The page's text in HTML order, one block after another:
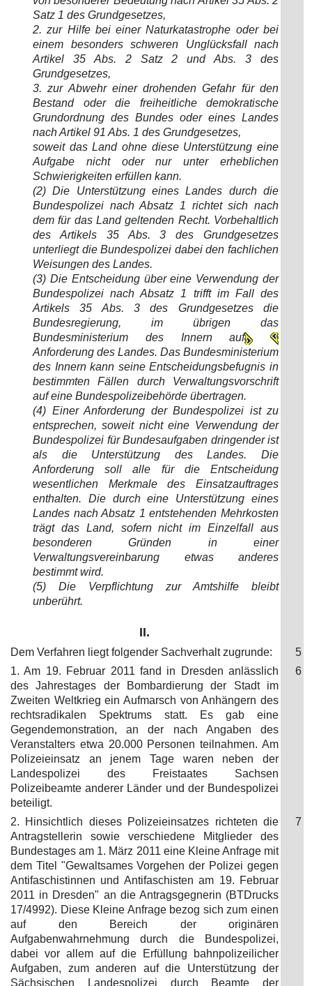
Satz 1 des Grundgesetzes,
2. zur Hilfe bei einer Naturkatastrophe oder bei
einem besonders schweren Unglücksfall nach
Artikel 35 Abs. 2 Satz 2 und Abs. 3 des
Grundgesetzes,
3. zur Abwehr einer drohenden Gefahr für den
Bestand oder die freiheitliche demokratische
Grundordnung des Bundes oder eines Landes
nach Artikel 91 Abs. 1 des Grundgesetzes,
soweit das Land ohne diese Unterstützung eine
Aufgabe nicht oder nur unter erheblichen
Schwierigkeiten erfüllen kann.
(2) Die Unterstützung eines Landes durch die
Bundespolizei nach Absatz 1 richtet sich nach
dem für das Land geltenden Recht. Vorbehaltlich
des Artikels 35 Abs. 3 des Grundgesetzes
unterliegt die Bundespolizei dabei den fachlichen
Weisungen des Landes.
(3) Die Entscheidung über eine Verwendung der
Bundespolizei nach Absatz 1 trifft im Fall des
Artikels 35 Abs. 3 des Grundgesetzes die
Bundesregierung, im übrigen das
Bundesministerium des Innern auf
Anforderung des Landes. Das Bundesministerium
des Innern kann seine Entscheidungsbefugnis in
bestimmten Fällen durch Verwaltungsvorschrift
auf eine Bundespolizeibehörde übertragen.
(4) Einer Anforderung der Bundespolizei ist zu
entsprechen, soweit nicht eine Verwendung der
Bundespolizei für Bundesaufgaben dringender ist
als die Unterstützung des Landes. Die
Anforderung soll alle für die Entscheidung
wesentlichen Merkmale des Einsatzauftrages
enthalten. Die durch eine Unterstützung eines
Landes nach Absatz 1 entstehenden Mehrkosten
trägt das Land, sofern nicht im Einzelfall aus
besonderen Gründen in einer
Verwaltungsvereinbarung etwas anderes
bestimmt wird.
(5) Die Verpflichtung zur Amtshilfe bleibt
unberührt.
II.
Dem Verfahren liegt folgender Sachverhalt zugrunde:
5
1. Am 19. Februar 2011 fand in Dresden anlässlich
des Jahrestages der Bombardierung der Stadt im
Zweiten Weltkrieg ein Aufmarsch von Anhängern des
rechtsradikalen Spektrums statt. Es gab eine
Gegendemonstration, an der nach Angaben des
Veranstalters etwa 20.000 Personen teilnahmen. Am
Polizeieinsatz an jenem Tage waren neben der
Landespolizei des Freistaates Sachsen
Polizeibeamte anderer Länder und der Bundespolizei
beteiligt.
6
2. Hinsichtlich dieses Polizeieinsatzes richteten die
Antragstellerin sowie verschiedene Mitglieder des
Bundestages am 1. März 2011 eine Kleine Anfrage mit
dem Titel "Gewaltsames Vorgehen der Polizei gegen
Antifaschistinnen und Antifaschisten am 19. Februar
2011 in Dresden" an die Antragsgegnerin (BTDrucks
17/4992). Diese Kleine Anfrage bezog sich zum einen
auf den Bereich der originären
Aufgabenwahrnehmung durch die Bundespolizei,
dabei vor allem auf die Erfüllung bahnpolizeilicher
Aufgaben, zum anderen auf die Unterstützung der
Sächsischen Landespolizei durch Beamte der
7